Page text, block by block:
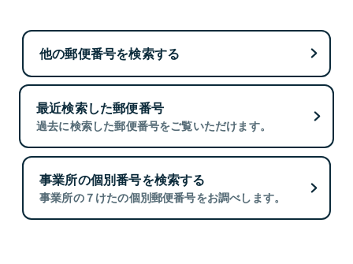
他の郵便番号を検索する
最近検索した郵便番号
過去に検索した郵便番号をご覧いただけます。
事業所の個別番号を検索する
事業所の７けたの個別郵便番号をお調べします。